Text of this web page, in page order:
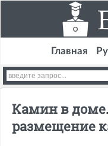
Главная
Камин в
размещение